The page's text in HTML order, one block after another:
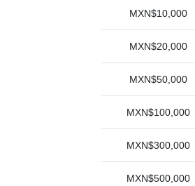
MXN$10,000
MXN$20,000
MXN$50,000
MXN$100,000
MXN$300,000
MXN$500,000